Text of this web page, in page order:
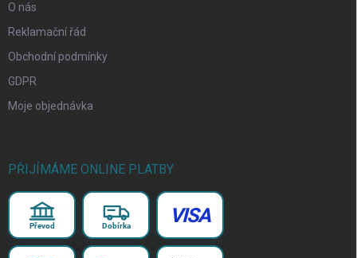
O nás
Reklamační řád
Obchodní podmínky
GDPR
Moje objednávka
PŘIJÍMÁME ONLINE PLATBY
Převod Dobírka VISA